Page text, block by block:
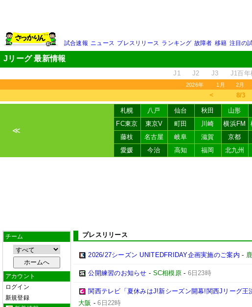
試合速報 ニュース プレスリリース ランキング 故障者 移籍 注目の
Jリーグ 最新情報
J1 J2 J3 J1百年
2026年 1月 2月
＜ 8/3
≪
札幌 八戸 仙台 秋田 山形
FC東京
東京V 町田 川崎 横浜FM
藤枝
名古屋 岐阜 滋賀 京都
愛媛
今治 高知 福岡 北九州
チーム
アカウント
ログイン
新規登録
プレスリリース
2026/27シーズン UNITEDFRIDAY企画実施のご案内 -
公開練習のお知らせ - SC相模原- 6日23時
関西テレビ「夏休みはJ!新シーズン開幕!関西Jリーグ
大阪 -6日22時